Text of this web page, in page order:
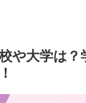
や大学は？